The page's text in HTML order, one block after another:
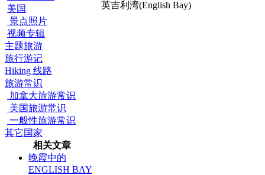
美国
景点照片
视频专辑
主题旅游
旅行游记
Hiking 线路
旅游常识
加拿大旅游常识
美国旅游常识
一般性旅游常识
其它国家
相关文章
晚霞中的
ENGLISH BAY
英吉利湾(English Bay)